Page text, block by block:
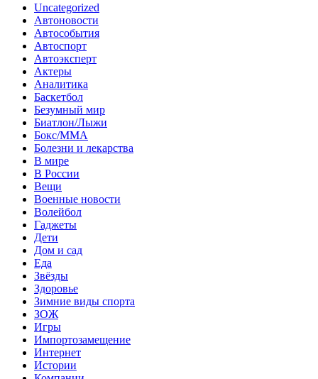
Uncategorized
Автоновости
Автособытия
Автоспорт
Автоэксперт
Актеры
Аналитика
Баскетбол
Безумный мир
Биатлон/Лыжи
Бокс/MMA
Болезни и лекарства
В мире
В России
Вещи
Военные новости
Волейбол
Гаджеты
Дети
Дом и сад
Еда
Звёзды
Здоровье
Зимние виды спорта
ЗОЖ
Игры
Импортозамещение
Интернет
Истории